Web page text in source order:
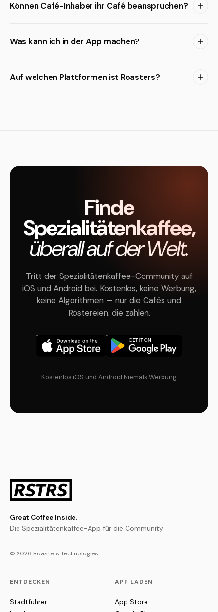
Können Café-Inhaber ihr Café beanspruchen?
Was kann ich in der App machen?
Auf welchen Plattformen ist Roasters?
Finde
Spezialitätenkaffee,
überall auf der Welt.
Tritt der Spezialitätenkaffee-Community auf
iOS und Android bei. Kostenlos, keine Werbung,
keine Algorithmen — nur die Cafés und
Röstereien, die zählen.
Kostenlos·iOS und Android·Niemals Werbung
Great Coffee Inside.
Die Spezialitätenkaffee-App für die Community.
© 2026 Roasters Technologies
ENTDECKEN
Stadtführer
APP LADEN
App Store